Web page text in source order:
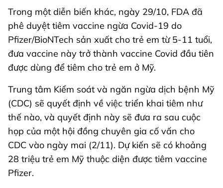
Trong một diễn biến khác, ngày 29/10, FDA đã
phê duyệt tiêm vaccine ngừa Covid-19 do
Pfizer/BioNTech sản xuất cho trẻ em từ 5-11 tuổi,
đưa vaccine này trở thành vaccine Covid đầu tiên
được dùng để tiêm cho trẻ em ở Mỹ.
Trung tâm Kiểm soát và ngăn ngừa dịch bệnh Mỹ
(CDC) sẽ quyết định về việc triển khai tiêm như
thế nào, và quyết định này sẽ đưa ra sau cuộc
họp của một hội đồng chuyên gia cố vấn cho
CDC vào ngày mai (2/11). Dự kiến sẽ có khoảng
28 triệu trẻ em Mỹ thuộc diện được tiêm vaccine
Pfizer.